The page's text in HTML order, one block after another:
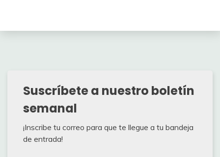
Suscríbete a nuestro boletín
semanal
¡Inscribe tu correo para que te llegue a tu bandeja
de entrada!